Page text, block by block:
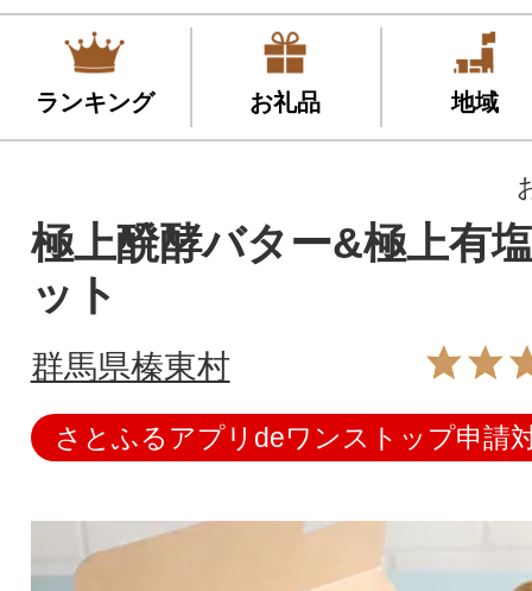
ランキング お礼品 地域
極上醗酵バター&極上有
ット
群馬県榛東村
さとふるアプリdeワンストップ申請